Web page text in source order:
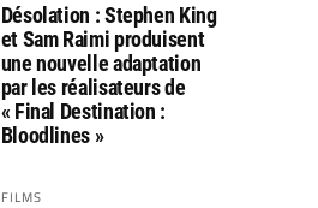
Désolation : Stephen King
et Sam Raimi produisent
une nouvelle adaptation
par les réalisateurs de
« Final Destination :
Bloodlines »
FILMS